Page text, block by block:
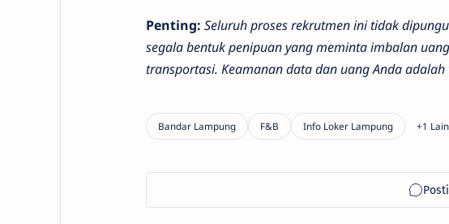
Penting: Seluruh proses rekrutmen ini tidak
segala bentuk penipuan yang meminta imbalan
transportasi. Keamanan data dan uang Anda